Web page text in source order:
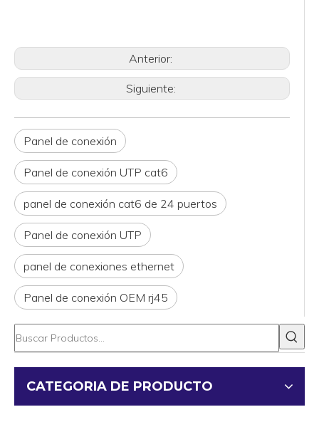
Anterior:
Siguiente:
Panel de conexión
Panel de conexión UTP cat6
panel de conexión cat6 de 24 puertos
Panel de conexión UTP
panel de conexiones ethernet
Panel de conexión OEM rj45
CATEGORIA DE PRODUCTO